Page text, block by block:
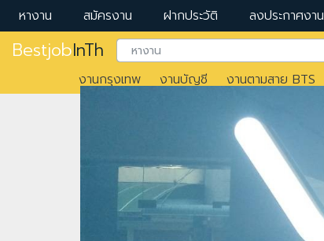
หางาน สมัครงาน ฝากประวัติ ลงประกาศงาน
BestjobInTh
งานกรุงเทพ งานบัญชี งานตามสาย BTS